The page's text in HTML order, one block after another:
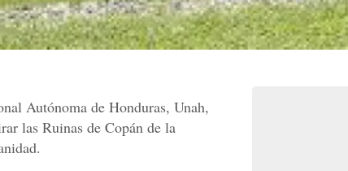
Autónoma de Honduras, Unah,
las Ruinas de Copán de la